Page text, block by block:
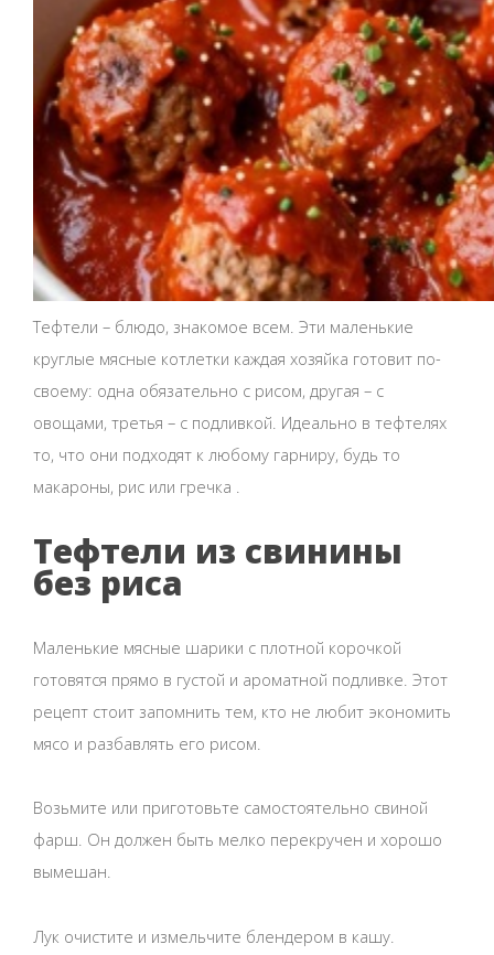
Тефтели – блюдо, знакомое всем. Эти маленькие
круглые мясные котлетки каждая хозяйка готовит по-
своему: одна обязательно с рисом, другая – с
овощами, третья – с подливкой. Идеально в тефтелях
то, что они подходят к любому гарниру, будь то
макароны, рис или гречка .
Тефтели из свинины
без риса
Маленькие мясные шарики с плотной корочкой
готовятся прямо в густой и ароматной подливке. Этот
рецепт стоит запомнить тем, кто не любит экономить
мясо и разбавлять его рисом.
Возьмите или приготовьте самостоятельно свиной
фарш. Он должен быть мелко перекручен и хорошо
вымешан.
Лук очистите и измельчите блендером в кашу.